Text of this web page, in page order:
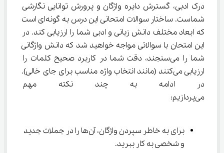
درک ادبی، گسترش دایره واژگان و پرورش توانایی نگارشی
شماست. ساختار سوالات امتحانی این درس به گونه‌ای است
که ابعاد مختلف دانش زبانی و ادبی شما را ارزیابی کند. در
این امتحان با سوالاتی مواجه خواهید شد که دانش واژگانی
شما را می‌سنجند، دقت شما در کاربرد صحیح کلمات را
ارزیابی می‌کنند (مانند انتخاب واژه مناسب برای جای خالی).
در ادامه به چند نکته مهم
می‌پردازیم:
برای به خاطر سپردن واژگان، آن‌ها را در جملات جدید
و شخصی به کار ببرید.